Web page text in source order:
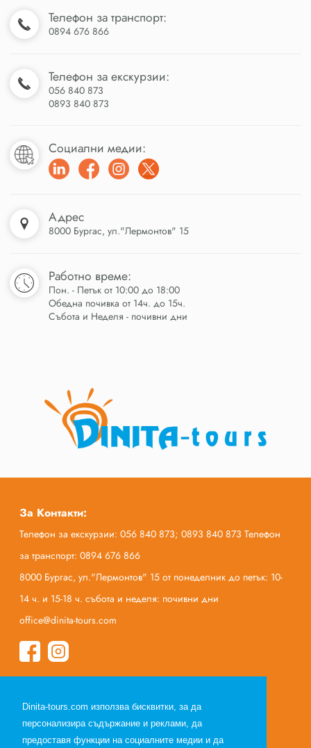
Dinita-tours.com използва бисквитки, за да
персонализира съдържание и реклами, да
предоставя функции на социалните медии и да
Телефон за транспорт:
0894 676 866
Телефон за екскурзии:
056 840 873
0893 840 873
Социални медии:
Адрес
8000 Бургас, ул."Лермонтов" 15
Работно време:
Пон. - Петък от 10:00 до 18:00
Обедна почивка от 14ч. до 15ч.
Събота и Неделя - почивни дни
За Контакти:
Телефон за екскурзии: 056 840 873; 0893 840 873 Телефон
за транспорт: 0894 676 866
8000 Бургас, ул."Лермонтов" 15 от понеделник до петък: 10-
14 ч. и 15-18 ч. събота и неделя: почивни дни
office@dinita-tours.com
Полезна информация